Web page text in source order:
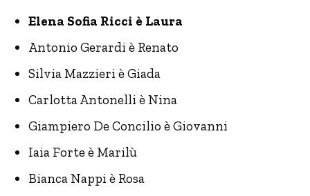
Elena Sofia Ricci è Laura
Antonio Gerardi è Renato
Silvia Mazzieri è Giada
Carlotta Antonelli è Nina
Giampiero De Concilio è Giovanni
Iaia Forte è Marilù
Bianca Nappi è Rosa